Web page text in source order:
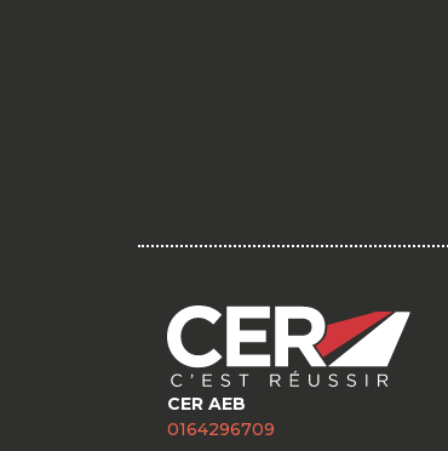
CER AEB
0164296709